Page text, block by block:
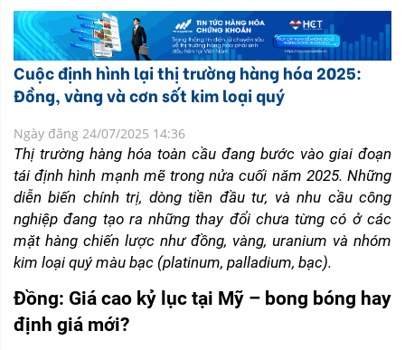
Cuộc định hình lại thị trường hàng hóa 2025:
Đồng, vàng và cơn sốt kim loại quý
Ngày đăng 24/07/2025 14:36
Thị trường hàng hóa toàn cầu đang bước vào giai đoạn
tái định hình mạnh mẽ trong nửa cuối năm 2025. Những
diễn biến chính trị, dòng tiền đầu tư, và nhu cầu công
nghiệp đang tạo ra những thay đổi chưa từng có ở các
mặt hàng chiến lược như đồng, vàng, uranium và nhóm
kim loại quý màu bạc (platinum, palladium, bạc).
Đồng: Giá cao kỷ lục tại Mỹ – bong bóng hay
định giá mới?